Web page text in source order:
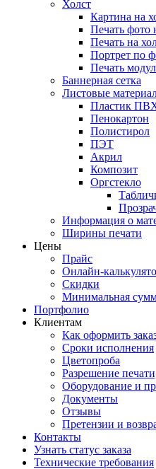
Холст
Картина на
Печать фото
Печать на
Портрет по
Печать
Баннерная сетка
Листовые
Пластик
Пенокартон
Полистирол
ПЭТ
Акрил
Композит
Оргстекло
Информация о
Ширины печати
Цены
Прайс
Онлайн-
Скидки
Минимальная
Портфолио
Клиентам
Как оформить
Сроки исполнения
Цветопроба
Разрешение
Оборудование и
Документы
Отзывы
Претензии и
Контакты
Узнать статус заказа
Технические требования